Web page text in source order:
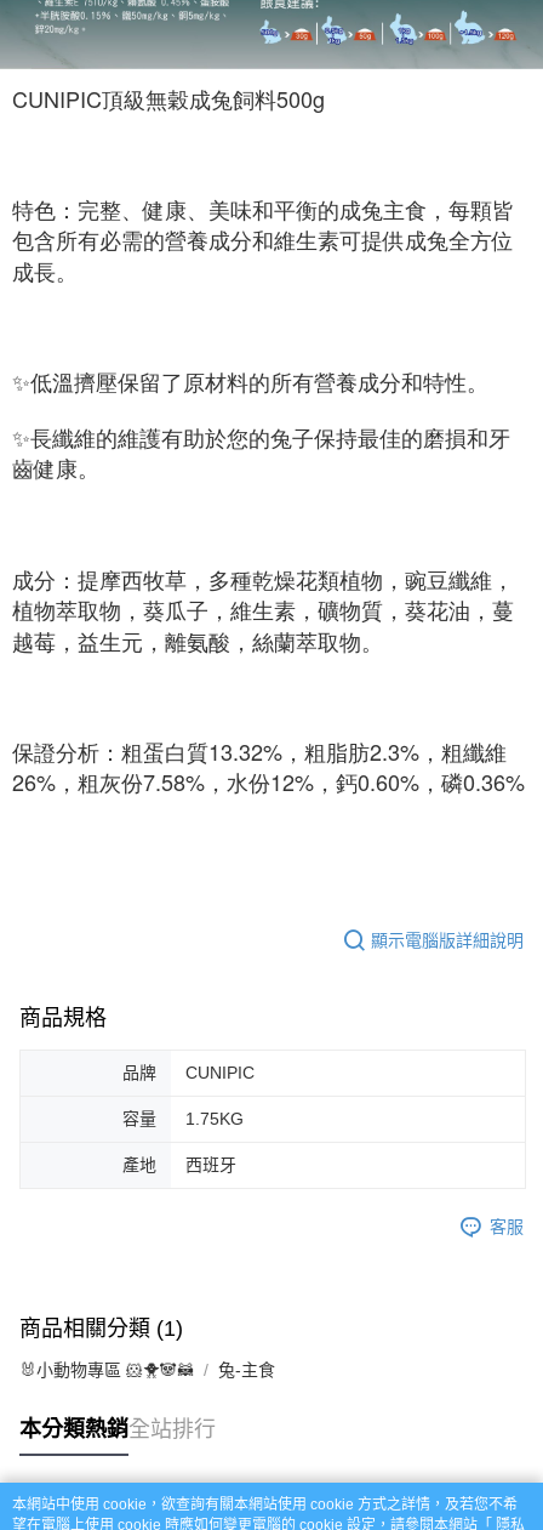
CUNIPIC頂級無穀成兔飼料500g
特色：完整、健康、美味和平衡的成兔主食，每顆皆
包含所有必需的營養成分和維生素可提供成兔全方位
成長。
✨低溫擠壓保留了原材料的所有營養成分和特性。
✨長纖維的維護有助於您的兔子保持最佳的磨損和牙
齒健康。
成分：提摩西牧草，多種乾燥花類植物，豌豆纖維，
植物萃取物，葵瓜子，維生素，礦物質，葵花油，蔓
越莓，益生元，離氨酸，絲蘭萃取物。
保證分析：粗蛋白質13.32%，粗脂肪2.3%，粗纖維
26%，粗灰份7.58%，水份12%，鈣0.60%，磷0.36%
顯示電腦版詳細說明
商品規格
品牌 CUNIPIC
容量 1.75KG
產地 西班牙
客服
商品相關分類 (1)
🐰小動物專區 🐹🐥🐼🦝 兔-主食
本分類熱銷全站排行
熱門標籤
本網站中使用 cookie，欲查詢有關本網站使用 cookie 方式之詳情，及若您不希
望在電腦上使用 cookie 時應如何變更電腦的 cookie 設定，請參閱本網站「 隱私